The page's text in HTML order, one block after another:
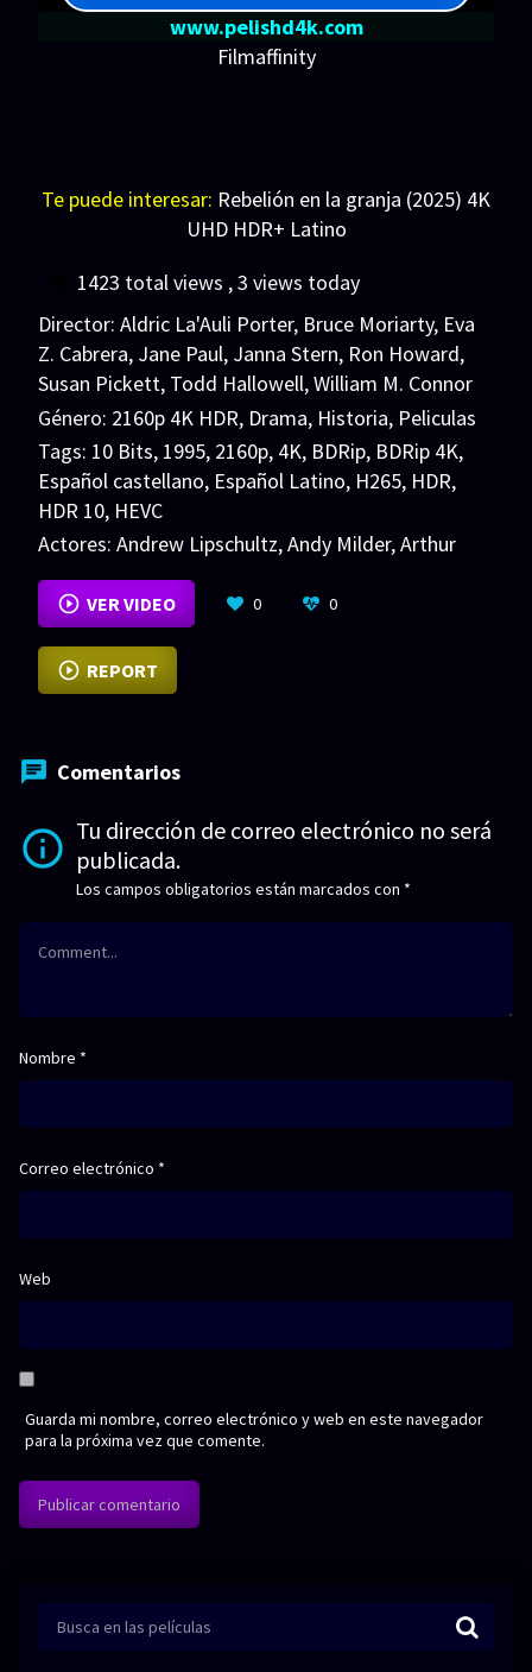
www.pelishd4k.com
Filmaffinity
Te puede interesar: Rebelión en la granja (2025) 4K
UHD HDR+ Latino
1423 total views , 3 views today
Director: Aldric La'Auli Porter, Bruce Moriarty, Eva
Z. Cabrera, Jane Paul, Janna Stern, Ron Howard,
Susan Pickett, Todd Hallowell,William M. Connor
Género: 2160p 4K HDR, Drama, Historia, Peliculas
Tags: 10 Bits, 1995, 2160p, 4K, BDRip, BDRip 4K,
Español castellano, Español Latino, H265, HDR,
HDR 10, HEVC
Actores: Andrew Lipschultz,Andy Milder,Arthur
Senzy
VER MÁS
VER VIDEO 0 0
REPORT
Comentarios
Tu dirección de correo electrónico no será
publicada.
Los campos obligatorios están marcados con *
Nombre *
Correo electrónico *
Web
Guarda mi nombre, correo electrónico y web en este navegador
para la próxima vez que comente.